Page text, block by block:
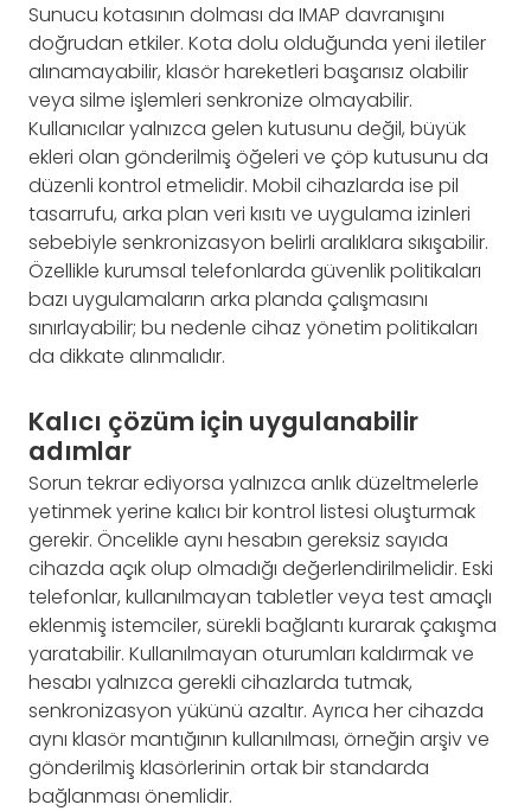
Sunucu kotasının dolması da IMAP davranışını
doğrudan etkiler. Kota dolu olduğunda yeni iletiler
alınamayabilir, klasör hareketleri başarısız olabilir
veya silme işlemleri senkronize olmayabilir.
Kullanıcılar yalnızca gelen kutusunu değil, büyük
ekleri olan gönderilmiş öğeleri ve çöp kutusunu da
düzenli kontrol etmelidir. Mobil cihazlarda ise pil
tasarrufu, arka plan veri kısıtı ve uygulama izinleri
sebebiyle senkronizasyon belirli aralıklara sıkışabilir.
Özellikle kurumsal telefonlarda güvenlik politikaları
bazı uygulamaların arka planda çalışmasını
sınırlayabilir; bu nedenle cihaz yönetim politikaları
da dikkate alınmalıdır.
Kalıcı çözüm için uygulanabilir
adımlar
Sorun tekrar ediyorsa yalnızca anlık düzeltmelerle
yetinmek yerine kalıcı bir kontrol listesi oluşturmak
gerekir. Öncelikle aynı hesabın gereksiz sayıda
cihazda açık olup olmadığı değerlendirilmelidir. Eski
telefonlar, kullanılmayan tabletler veya test amaçlı
eklenmiş istemciler, sürekli bağlantı kurarak çakışma
yaratabilir. Kullanılmayan oturumları kaldırmak ve
hesabı yalnızca gerekli cihazlarda tutmak,
senkronizasyon yükünü azaltır. Ayrıca her cihazda
aynı klasör mantığının kullanılması, örneğin arşiv ve
gönderilmiş klasörlerinin ortak bir standarda
bağlanması önemlidir.